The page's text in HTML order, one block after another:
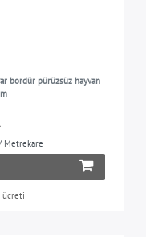
bordür pürüzsüz hayvan
Metrekare
ücreti